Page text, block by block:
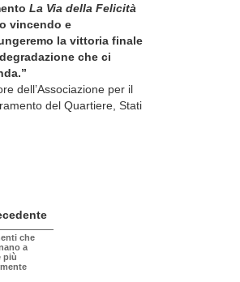
La Via della Felicità
vincendo e
la vittoria finale
che ci
dell’Associazione per il
del Quartiere, Stati
che
a
più